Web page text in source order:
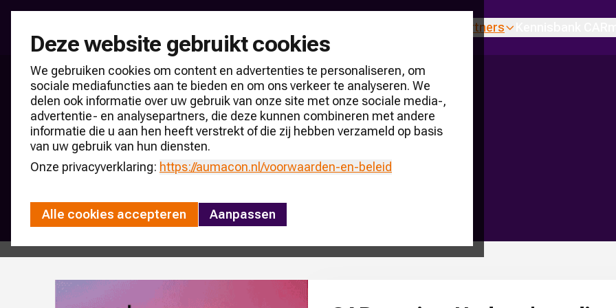
Deze website gebruikt cookies
We gebruiken cookies om content en advertenties te personaliseren, om
sociale mediafuncties aan te bieden en om ons verkeer te analyseren. We
delen ook informatie over uw gebruik van onze site met onze sociale media-,
advertentie- en analysepartners, die deze kunnen combineren met andere
informatie die u aan hen heeft verstrekt of die zij hebben verzameld op basis
van uw gebruik van hun diensten.
Onze privacyverklaring: https://aumacon.nl /voorwaarden-en-beleid
Alle cookies accepteren Aanpassen
Producten & partners
Producten & partners
CARmonitor Update
Media van AUMACON